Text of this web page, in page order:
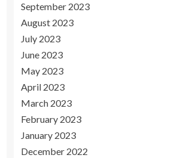
September 2023
August 2023
July 2023
June 2023
May 2023
April 2023
March 2023
February 2023
January 2023
December 2022